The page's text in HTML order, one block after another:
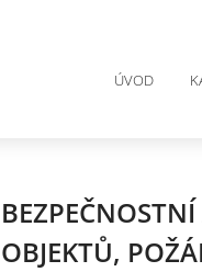
ÚVOD
OBJEKTŮ,